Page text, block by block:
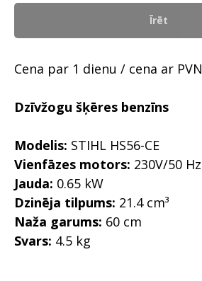
Īrēt
Cena par 1 dienu / cena ar PVN
Dzīvžogu šķēres benzīns
Modelis: STIHL HS56-CE
Vienfāzes motors: 230V/50 Hz
Jauda: 0.65 kW
Dzinēja tilpums: 21.4 cm³
Naža garums: 60 cm
Svars: 4.5 kg